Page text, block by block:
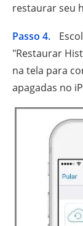
restaurar seu
Passo 4.
"Restaurar
na tela para
apagadas no